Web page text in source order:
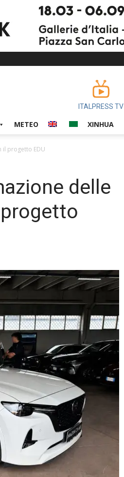
ITALPRESS TV
METEO XINHUA
il progetto EDU
delle